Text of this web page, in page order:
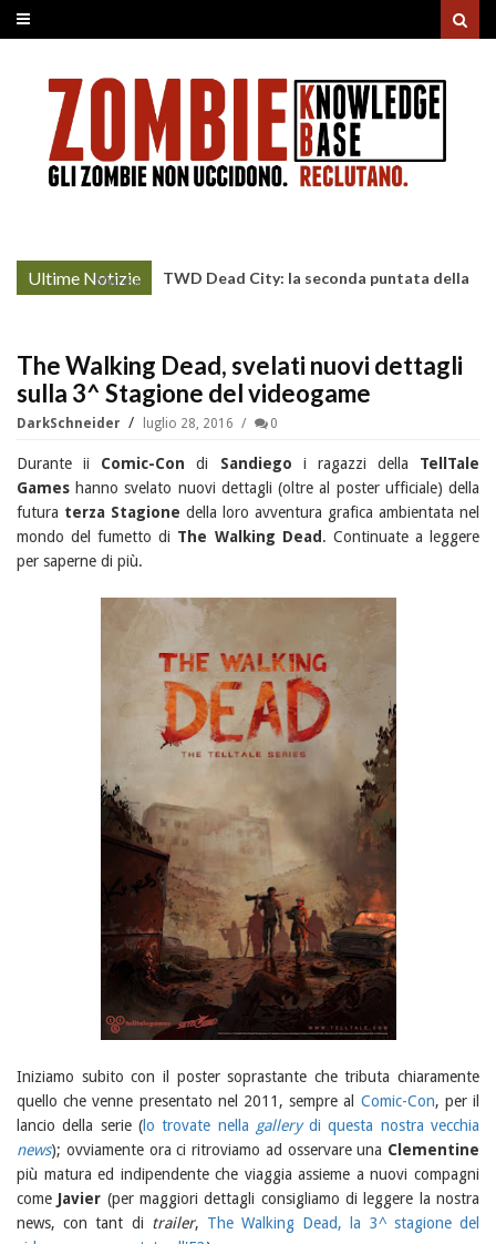
Ultime Notizie
More »
TWD Dead City: la seconda puntata della
The Walking Dead, svelati nuovi dettagli
sulla 3^ Stagione del videogame
DarkSchneider luglio 28, 2016 0
Durante ii Comic-Con di Sandiego i ragazzi della TellTale
Games hanno svelato nuovi dettagli (oltre al poster ufficiale) della
futura terza Stagione della loro avventura grafica ambientata nel
mondo del fumetto di The Walking Dead. Continuate a leggere
per saperne di più.
Iniziamo subito con il poster soprastante che tributa chiaramente
quello che venne presentato nel 2011, sempre al Comic-Con, per il
lancio della serie (lo trovate nella gallerydi questa nostra vecchia
news); ovviamente ora ci ritroviamo ad osservare una Clementine
più matura ed indipendente che viaggia assieme a nuovi compagni
come Javier (per maggiori dettagli consigliamo di leggere la nostra
news, con tant di trailer, The Walking Dead, la 3^ stagione del